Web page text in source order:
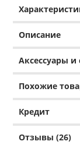
Описание
Аксессуары
Похожие
Кредит
Отзывы (26)